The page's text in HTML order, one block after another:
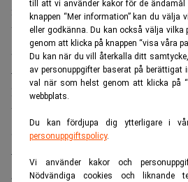
till att vi använder kakor för de
knappen “Mer information” kan du välja
eller godkänna. Du kan också välja vilka
genom att klicka på knappen “visa våra
Du kan när du vill återkalla ditt
av personuppgifter baserat på berättigat
val när som helst genom att klicka på
webbplats.
Du kan fördjupa dig ytterligare i
personuppgiftspolicy.
Vi använder kakor och
Nödvändiga cookies och liknande
målinriktad.
Vad är ditt bästa tips till svenskar
arbeta i Danmark?
– Att man ska intressera sig för de
lära sig språket.
Vilka är de största skillnaderna
Sverige och Danmark?
– Det är mer möten och koncensus
gärna testa saker många gånger